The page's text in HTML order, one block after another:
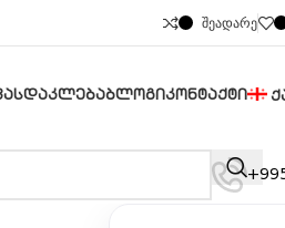
ᲨᲔᲐᲓᲐᲠᲔ
ᲑᲚᲝᲒᲘ ᲙᲝᲜᲢᲐᲥᲢᲘ